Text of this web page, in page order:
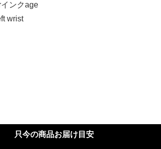
ンクage
wrist
只今の商品お届け目安